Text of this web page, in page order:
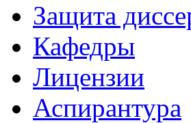
Защита
Кафедры
Лицензии
Аспирантура